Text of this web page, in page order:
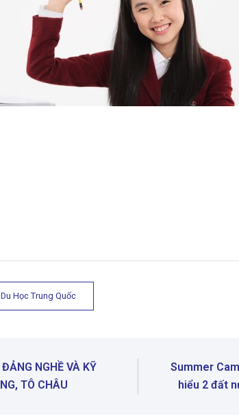
Tập An Toàn: Với nền kinh tế hàng đầu Châu Á
Học Trung Quốc
NGHỀ VÀ KỸ
TÔ CHÂU
Summer
hiểu 2 đất